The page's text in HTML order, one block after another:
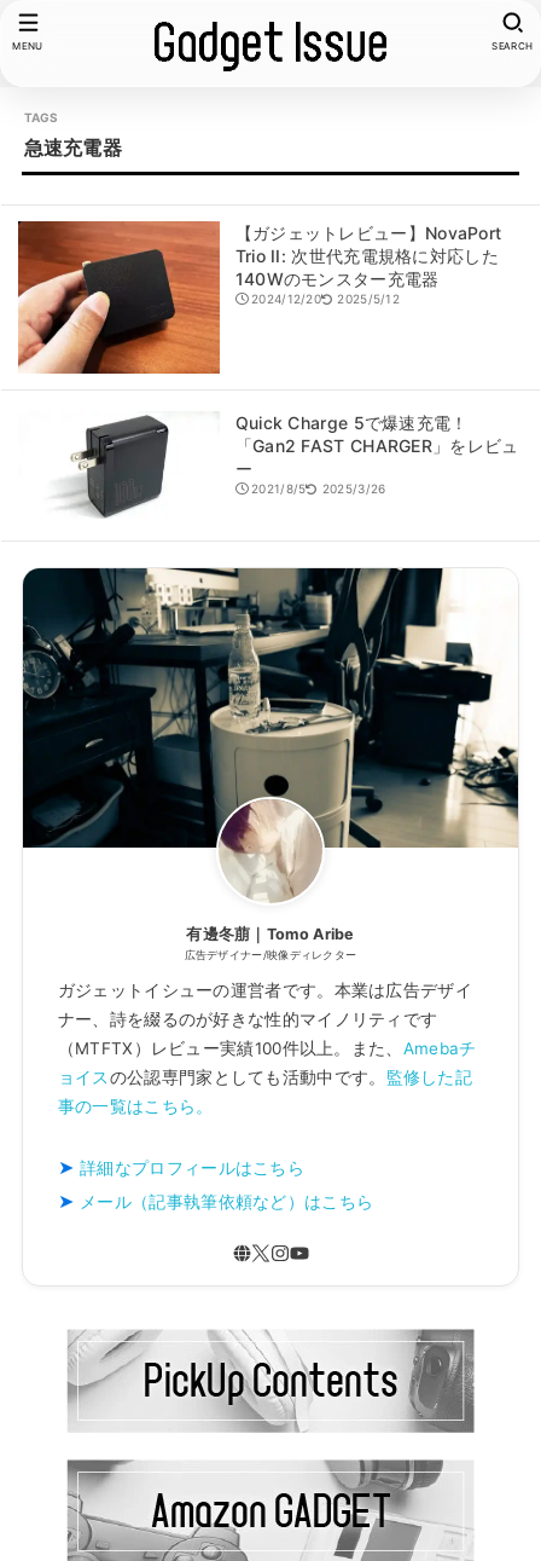
SEARCH
MENU
急速充電器
【ガジェットレビュー】NovaPort
Trio II: 次世代充電規格に対応した
140Wのモンスター充電器
2024/12/20 2025/5/12
Quick Charge 5で爆速充電！
「Gan2 FAST CHARGER」をレビュ
ー
2021/8/5 2025/3/26
有邊冬萠｜Tomo Aribe
広告デザイナー/映像ディレクター
ガジェットイシューの運営者です。本業は広告デザイ
ナー、詩を綴るのが好きな性的マイノリティです
（MTFTX）レビュー実績100件以上。また、 Amebaチ
ョイスの公認専門家としても活動中です。 監修した記
事の一覧はこちら。
詳細なプロフィールはこちら
メール（記事執筆依頼など）はこちら